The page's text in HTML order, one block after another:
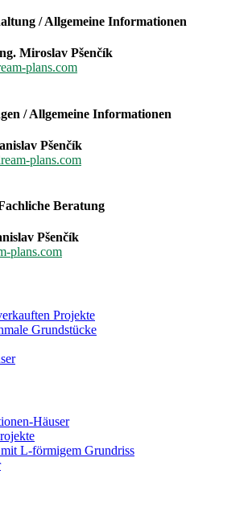
/ Allgemeine Informationen
Miroslav Pšenčík
plans.com
/ Allgemeine Informationen
Pšenčík
plans.com
Beratung
Pšenčík
plans.com
Projekte
Grundstücke
Häuser
L-förmigem Grundriss